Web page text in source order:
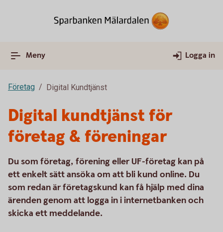
Meny Logga in
Företag Digital Kundtjänst
Digital kundtjänst för
företag & föreningar
Du som företag, förening eller UF-företag kan på
ett enkelt sätt ansöka om att bli kund online. Du
som redan är företagskund kan få hjälp med dina
ärenden genom att logga in i internetbanken och
skicka ett meddelande.